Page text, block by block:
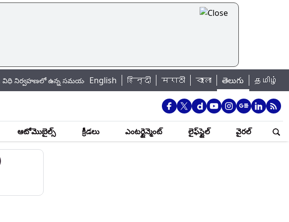
ఉన్న సమయంలోనే ఎక్కువ బలవన్మరణాలు..| UPI Charges: రూ.2,000 పైబడిన యూపీఐ
English हिन्दी मराठी বাংলা తెలుగు தமிழ்
ఆటోమొబైల్స్ క్రీడలు ఎంటర్టైన్మెంట్ లైఫ్‌స్టైల్ వైరల్